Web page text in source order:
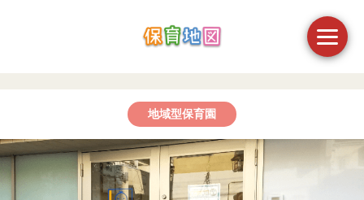
地域型保育園